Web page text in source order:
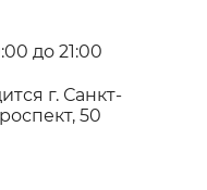
до 21:00
г. Санкт-
50